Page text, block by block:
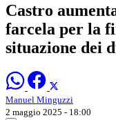
Castro
farcela per la
situazione dei
Manuel Minguzzi
2 maggio 2025 - 18:00